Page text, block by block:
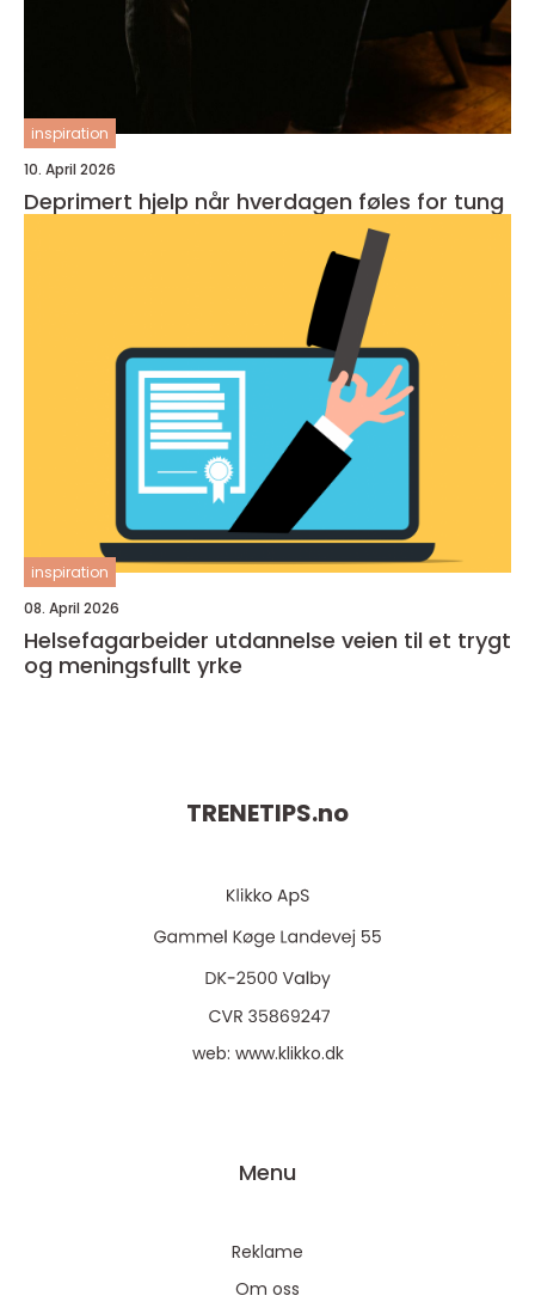
inspiration
10. April 2026
Deprimert hjelp når hverdagen føles for tung
inspiration
08. April 2026
Helsefagarbeider utdannelse veien til et trygt
og meningsfullt yrke
TRENETIPS.no
web: www.klikko.dk
Menu
Reklame
Om oss